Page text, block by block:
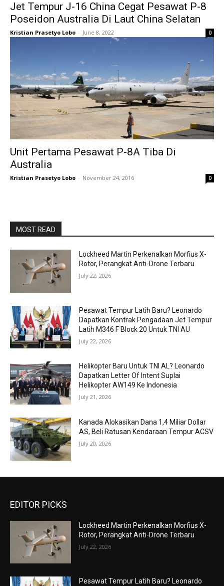
Jet Tempur J-16 China Cegat Pesawat P-8
Poseidon Australia Di Laut China Selatan
Kristian Prasetyo Lobo - June 8, 2022 0
Unit Pertama Pesawat P-8A Tiba Di
Australia
Kristian Prasetyo Lobo - November 24, 2016 0
MOST READ
Lockheed Martin Perkenalkan Morfius X-
Rotor, Perangkat Anti-Drone Terbaru
July 22, 2026
Pesawat Tempur Latih Baru? Leonardo
Dapatkan Kontrak Pengadaan Jet Tempur
Latih M346 F Block 20 Untuk TNI AU
July 22, 2026
Helikopter Baru Untuk TNI AL? Leonardo
Dapatkan Letter Of Intent Suplai
Helikopter AW149 Ke Indonesia
July 21, 2026
Kanada Alokasikan Dana 1,4 Miliar Dollar
AS, Beli Ratusan Kendaraan Tempur ACSV
July 20, 2026
EDITOR PICKS
Lockheed Martin Perkenalkan Morfius X-
Rotor, Perangkat Anti-Drone Terbaru
July 22, 2026
Pesawat Tempur Latih Baru? Leonardo